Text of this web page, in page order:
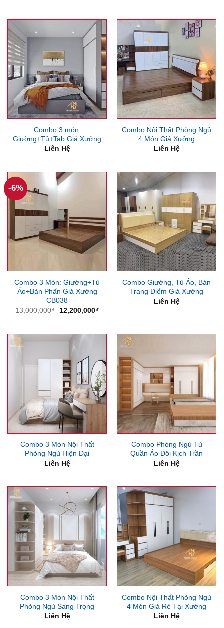
6,500,000₫.
Combo 3 món:
Giường+Tủ+Tab Giá Xưởng
Liên Hệ
Combo Nội Thất Phòng Ngủ
4 Món Giá Xưởng
Liên Hệ
-6%
Combo 3 Món: Giường+Tủ
Áo+Bàn Phấn Giá Xưởng
CB038
13,000,000₫
Giá
gốc
12,200,000₫Giá
12,200,000₫.
Combo Giường, Tủ Áo, Bàn
Trang Điểm Giá Xưởng
Liên Hệ
Combo 3 Món Nội Thất
Phòng Ngủ Hiện Đại
Liên Hệ
Combo Phòng Ngủ Tủ
Quần Áo Đôi Kịch Trần
Liên Hệ
Combo 3 Món Nội Thất
Phòng Ngủ Sang Trọng
Liên Hệ
Combo Nội Thất Phòng Ngủ
4 Món Giá Rẻ Tại Xưởng
Liên Hệ